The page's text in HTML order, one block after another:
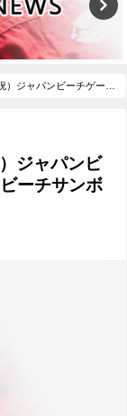
）ジャパンビーチゲーム
ジャパンビ
ーチサンボ